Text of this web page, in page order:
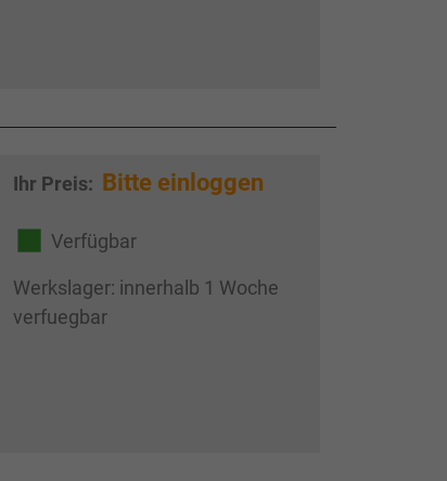
Ihr Preis: Bitte einloggen
Verfügbar
Werkslager: innerhalb 1 Woche
verfuegbar